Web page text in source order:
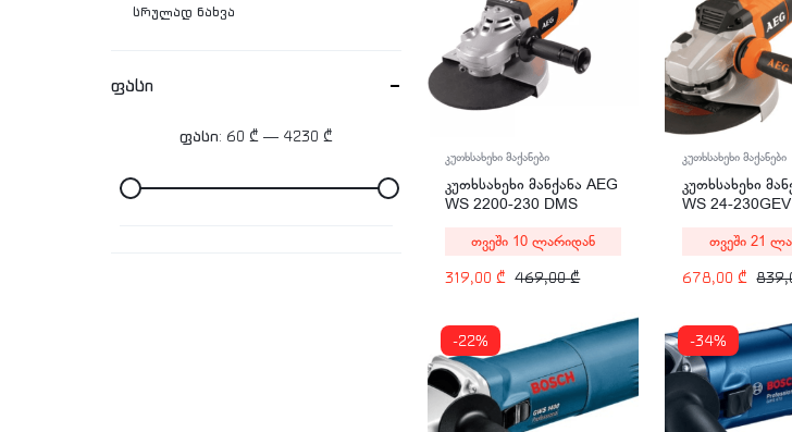
კუთხსახეხი მაქანები
კუთხსახეხი მანქანა AEG
WS 2200-230 DMS
469,00₾
319,00₾
თვეში 10 ლარიდან
კუთხსახეხი მაქანები
კუთხსახეხი
WS 24-
678,00₾
თვეში 21
-22% -34%
სრულად ნახვა
ფასი
ფასი: 60 ₾ — 4230 ₾